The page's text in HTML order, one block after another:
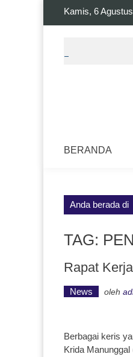
Kamis, 6
BERANDA
Anda berada di
TAG:
Rapat
News oleh
Berbagai keris
Krida